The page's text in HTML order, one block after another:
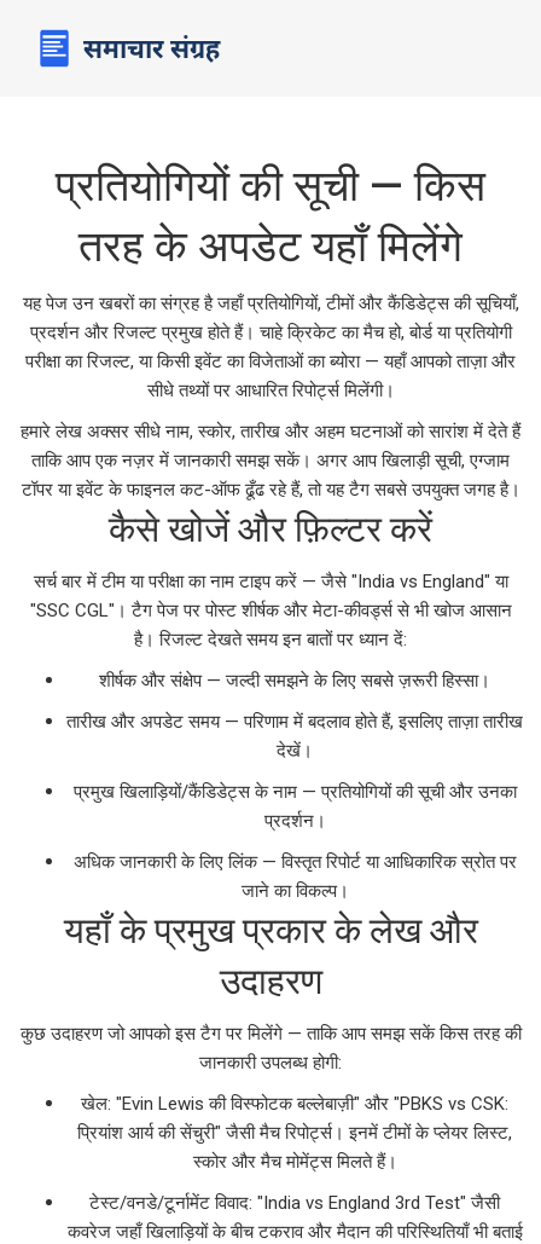
प्रतियोगियों की सूची — किस
तरह के अपडेट यहाँ मिलेंगे
यह पेज उन खबरों का संग्रह है जहाँ प्रतियोगियों, टीमों और कैंडिडेट्स की सूचियाँ,
प्रदर्शन और रिजल्ट प्रमुख होते हैं। चाहे क्रिकेट का मैच हो, बोर्ड या प्रतियोगी
परीक्षा का रिजल्ट, या किसी इवेंट का विजेताओं का ब्योरा — यहाँ आपको ताज़ा और
सीधे तथ्यों पर आधारित रिपोर्ट्स मिलेंगी।
हमारे लेख अक्सर सीधे नाम, स्कोर, तारीख और अहम घटनाओं को सारांश में देते हैं
ताकि आप एक नज़र में जानकारी समझ सकें। अगर आप खिलाड़ी सूची, एग्जाम
टॉपर या इवेंट के फाइनल कट-ऑफ ढूँढ रहे हैं, तो यह टैग सबसे उपयुक्त जगह है।
कैसे खोजें और फ़िल्टर करें
सर्च बार में टीम या परीक्षा का नाम टाइप करें — जैसे "India vs England" या
"SSC CGL"। टैग पेज पर पोस्ट शीर्षक और मेटा-कीवर्ड्स से भी खोज आसान
है। रिजल्ट देखते समय इन बातों पर ध्यान दें:
शीर्षक और संक्षेप — जल्दी समझने के लिए सबसे ज़रूरी हिस्सा।
तारीख और अपडेट समय — परिणाम में बदलाव होते हैं, इसलिए ताज़ा तारीख
देखें।
प्रमुख खिलाड़ियों/कैंडिडेट्स के नाम — प्रतियोगियों की सूची और उनका
प्रदर्शन।
अधिक जानकारी के लिए लिंक — विस्तृत रिपोर्ट या आधिकारिक स्रोत पर
जाने का विकल्प।
यहाँ के प्रमुख प्रकार के लेख और
उदाहरण
कुछ उदाहरण जो आपको इस टैग पर मिलेंगे — ताकि आप समझ सकें किस तरह की
जानकारी उपलब्ध होगी:
खेल: "Evin Lewis की विस्फोटक बल्लेबाज़ी" और "PBKS vs CSK:
प्रियांश आर्य की सेंचुरी" जैसी मैच रिपोर्ट्स। इनमें टीमों के प्लेयर लिस्ट,
स्कोर और मैच मोमेंट्स मिलते हैं।
टेस्ट/वनडे/टूर्नामेंट विवाद: "India vs England 3rd Test" जैसी
कवरेज जहाँ खिलाड़ियों के बीच टकराव और मैदान की परिस्थितियाँ भी बताई